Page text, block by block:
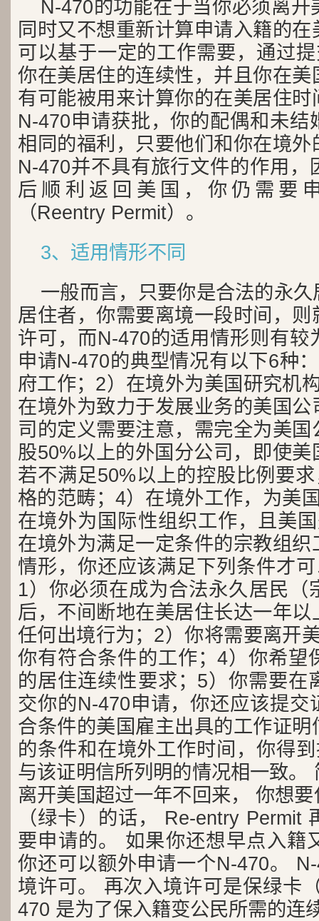
N-470的功能在于当你必须离
同时又不想重新计算申请入籍的
可以基于一定的工作需要，通过
你在美居住的连续性，并且你在
有可能被用来计算你的在美居住
N-470申请获批，你的配偶和未结
相同的福利，只要他们和你在境
N-470并不具有旅行文件的作用，
后顺利返回美国，你仍需要
（Reentry Permit）。
3、适用情形不同
一般而言，只要你是合法的永
居住者，你需要离境一段时间，
许可，而N-470的适用情形则有较
申请N-470的典型情况有以下6种
府工作；2）在境外为美国研究机
在境外为致力于发展业务的美国
司的定义需要注意，需完全为美
股50%以上的外国分公司，即使
若不满足50%以上的控股比例要
格的范畴；4）在境外工作，为美
在境外为国际性组织工作，且美
在境外为满足一定条件的宗教组
情形，你还应该满足下列条件才
1）你必须在成为合法永久居民（
后，不间断地在美居住长达一年
任何出境行为；2）你将需要离开
你有符合条件的工作；4）你希望
的居住连续性要求；5）你需要在
交你的N-470申请，你还应该提交
合条件的美国雇主出具的工作证
的条件和在境外工作时间，你得
与该证明信所列明的情况相一致。
离开美国超过一年不回来， 你想
（绿卡）的话， Re-entry Permit
要申请的。 如果你还想早点入籍
你还可以额外申请一个N-470。
境许可。 再次入境许可是保绿卡
470 是为了保入籍变公民所需的连